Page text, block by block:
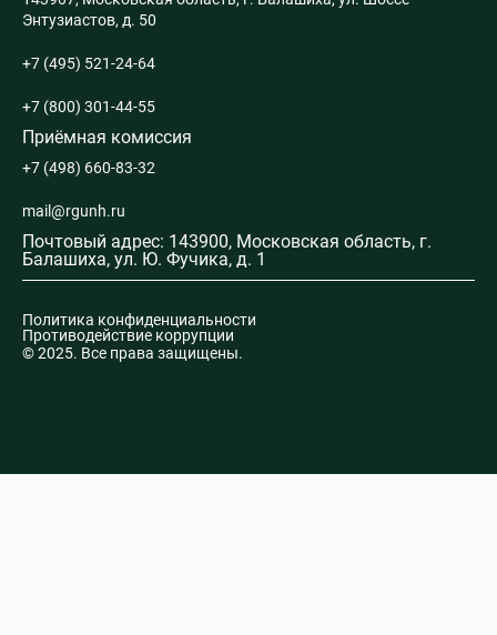
Энтузиастов, д. 50
+7 (495) 521-24-64
+7 (800) 301-44-55
Приёмная комиссия
+7 (498) 660-83-32
mail@rgunh.ru
Почтовый адрес: 143900, Московская область, г.
Балашиха, ул. Ю. Фучика, д. 1
© 2025. Все права защищены.
Политика конфиденциальности
Противодействие коррупции